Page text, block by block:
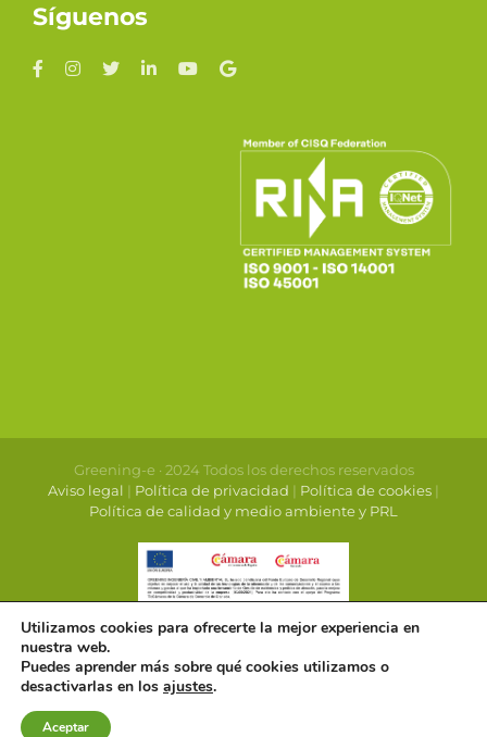
Síguenos
Greening-e · 2024 Todos los derechos reservados
Aviso legal | Política de privacidad | Política de cookies |
Política de calidad y medio ambiente y PRL
Utilizamos cookies para ofrecerte la mejor experiencia en
nuestra web.
Puedes aprender más sobre qué cookies utilizamos o
desactivarlas en los ajustes.
Aceptar